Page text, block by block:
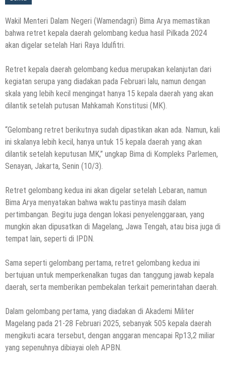
Wakil Menteri Dalam Negeri (Wamendagri) Bima Arya memastikan
bahwa retret kepala daerah gelombang kedua hasil Pilkada 2024
akan digelar setelah Hari Raya Idulfitri.
Retret kepala daerah gelombang kedua merupakan kelanjutan dari
kegiatan serupa yang diadakan pada Februari lalu, namun dengan
skala yang lebih kecil mengingat hanya 15 kepala daerah yang akan
dilantik setelah putusan Mahkamah Konstitusi (MK).
“Gelombang retret berikutnya sudah dipastikan akan ada. Namun, kali
ini skalanya lebih kecil, hanya untuk 15 kepala daerah yang akan
dilantik setelah keputusan MK,” ungkap Bima di Kompleks Parlemen,
Senayan, Jakarta, Senin (10/3).
Retret gelombang kedua ini akan digelar setelah Lebaran, namun
Bima Arya menyatakan bahwa waktu pastinya masih dalam
pertimbangan. Begitu juga dengan lokasi penyelenggaraan, yang
mungkin akan dipusatkan di Magelang, Jawa Tengah, atau bisa juga di
tempat lain, seperti di IPDN.
Sama seperti gelombang pertama, retret gelombang kedua ini
bertujuan untuk memperkenalkan tugas dan tanggung jawab kepala
daerah, serta memberikan pembekalan terkait pemerintahan daerah.
Dalam gelombang pertama, yang diadakan di Akademi Militer
Magelang pada 21-28 Februari 2025, sebanyak 505 kepala daerah
mengikuti acara tersebut, dengan anggaran mencapai Rp13,2 miliar
yang sepenuhnya dibiayai oleh APBN.